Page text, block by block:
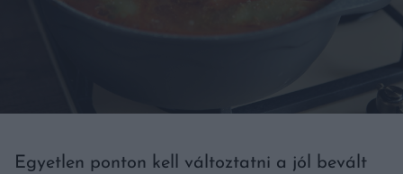
Egyetlen ponton kell változtatni a jól bevált